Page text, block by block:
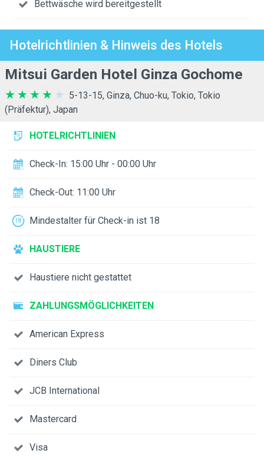
Bettwäsche wird bereitgestellt
Hotelrichtlinien & Hinweis des Hotels
Mitsui Garden Hotel Ginza Gochome
5-13-15, Ginza, Chuo-ku, Tokio, Tokio
(Präfektur), Japan
HOTELRICHTLINIEN
Check-In: 15:00 Uhr - 00:00 Uhr
Check-Out: 11:00 Uhr
Mindestalter für Check-in ist 18
HAUSTIERE
Haustiere nicht gestattet
ZAHLUNGSMÖGLICHKEITEN
American Express
Diners Club
JCB International
Mastercard
Visa